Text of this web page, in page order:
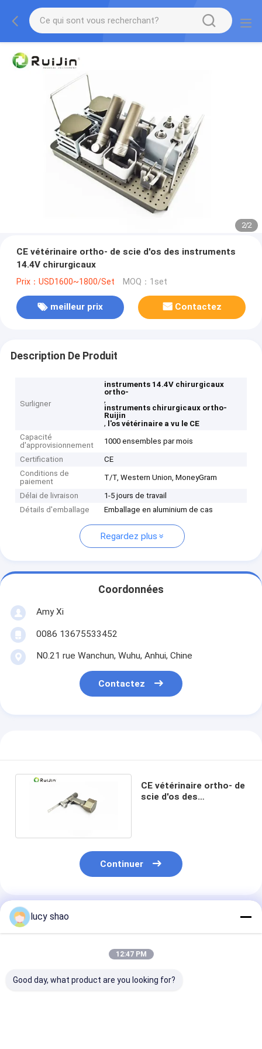
2/2
CE vétérinaire ortho- de scie d'os des instruments
14.4V chirurgicaux
Prix：USD1600~1800/Set MOQ：1set
meilleur prix Contactez
Description De Produit
Surligner
instruments 14.4V chirurgicaux
ortho-
,
instruments chirurgicaux ortho-
Ruijin
, l'os vétérinaire a vu le CE
Capacité
d'approvisionnement
1000 ensembles par mois
Certification
CE
Conditions de
paiement
T/T, Western Union, MoneyGram
Délai de livraison
1-5 jours de travail
Détails d'emballage
Emballage en aluminium de cas
Regardez plus
Coordonnées
Amy Xi
0086 13675533452
N0.21 rue Wanchun, Wuhu, Anhui, Chine
Contactez
CE vétérinaire ortho- de
scie d'os des
Continuer
Produits Recommandés
lucy shao
12:47 PM
Good day, what product are you looking for?